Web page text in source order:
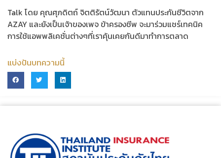
Talk โดย คุณศุภดิตถ์ จิตติรัตน์วัฒนา ตัวแทนประกันชีวิตจาก
AZAY และยังเป็นเจ้าของเพจ ข้าครองชีพ จะมาร่วมแชร์เทคนิค
การใช้แอพพลิเคชั่นต่างๆที่เราคุ้นเคยกันดีมาทำการตลาด
แบ่งปันบทความนี้